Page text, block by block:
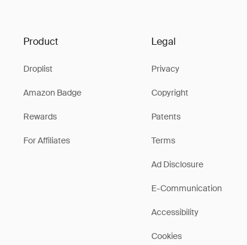
Product
Droplist
Amazon Badge
Rewards
For Affiliates
Legal
Privacy
Copyright
Patents
Terms
Ad Disclosure
E-Communication
Accessibility
Cookies